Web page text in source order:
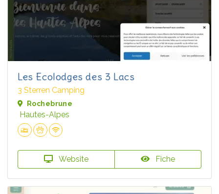
Les Ecolodges des 3 Lacs
3 Sterren Camping
Rochebrune
Hautes-Alpes
Website Fiche